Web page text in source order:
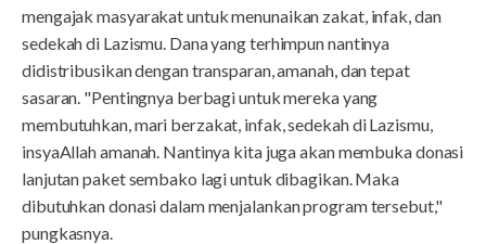
mengajak masyarakat untuk menunaikan zakat, infak, dan
sedekah di Lazismu. Dana yang terhimpun nantinya
didistribusikan dengan transparan, amanah, dan tepat
sasaran. "Pentingnya berbagi untuk mereka yang
membutuhkan, mari berzakat, infak, sedekah di Lazismu,
insyaAllah amanah. Nantinya kita juga akan membuka donasi
lanjutan paket sembako lagi untuk dibagikan. Maka
dibutuhkan donasi dalam menjalankan program tersebut,"
pungkasnya.